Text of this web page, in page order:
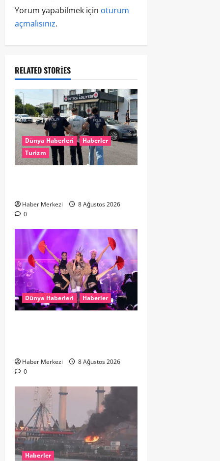
Yorum yapabilmek için oturum
açmalısınız.
RELATED STORIES
Dünya Haberleri
Haberler
Turizm
Haber Merkezi
8 Ağustos 2026
0
Dünya Haberleri Haberler
Haber Merkezi
8 Ağustos 2026
0
Haberler